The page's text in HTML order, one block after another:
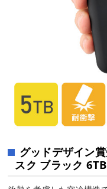
グッドデザイン
スク ブラック 6TB